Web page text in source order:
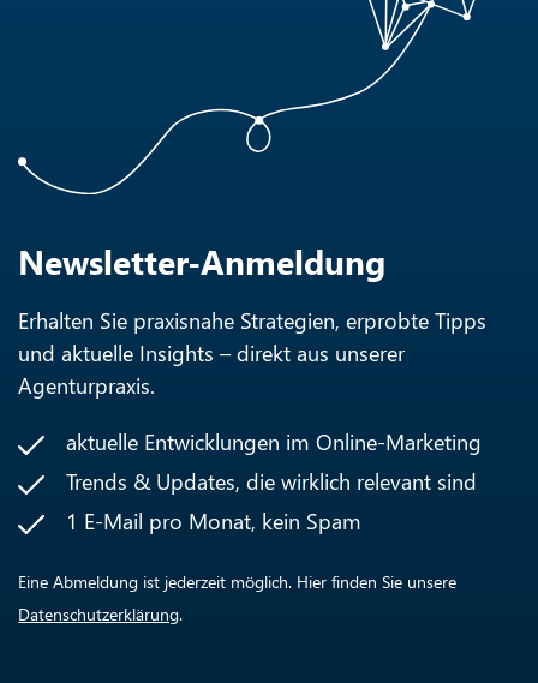
Newsletter-Anmeldung
Erhalten Sie praxisnahe Strategien, erprobte Tipps
und aktuelle Insights – direkt aus unserer
Agenturpraxis.
aktuelle Entwicklungen im Online-Marketing
Trends & Updates, die wirklich relevant sind
1 E-Mail pro Monat, kein Spam
Eine Abmeldung ist jederzeit möglich. Hier finden Sie unsere
Datenschutzerklärung.